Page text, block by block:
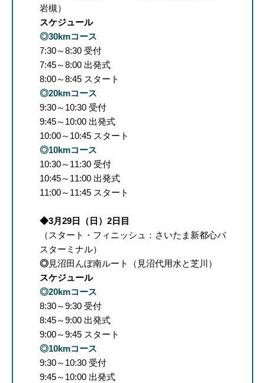
岩槻）
スケジュール
◎30kmコース
7:30～8:30 受付
7:45～8:00 出発式
8:00～8:45 スタート
◎20kmコース
9:30～10:30 受付
9:45～10:00 出発式
10:00～10:45 スタート
◎10kmコース
10:30～11:30 受付
10:45～11:00 出発式
11:00～11:45 スタート
◆3月29日（日）2日目
（スタート・フィニッシュ：さいたま新都心バ
スターミナル）
◎見沼田んぼ南ルート（見沼代用水と芝川）
スケジュール
◎20kmコース
8:30～9:30 受付
8:45～9:00 出発式
9:00～9:45 スタート
◎10kmコース
9:30～10:30 受付
9:45～10:00 出発式